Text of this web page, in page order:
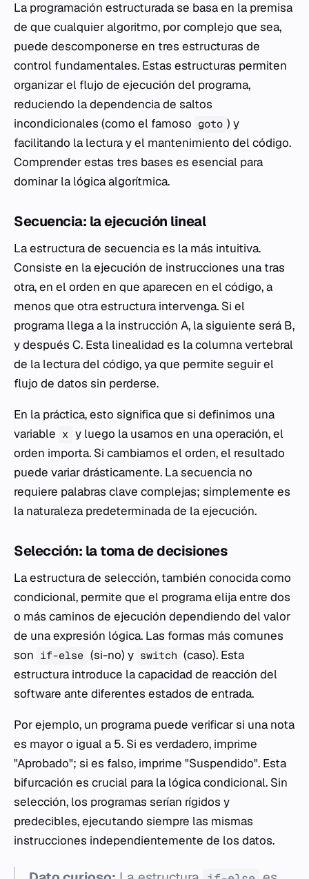
La programación estructurada se basa en la premisa
de que cualquier algoritmo, por complejo que sea,
puede descomponerse en tres estructuras de
control fundamentales. Estas estructuras permiten
organizar el flujo de ejecución del programa,
reduciendo la dependencia de saltos
incondicionales (como el famoso goto ) y
facilitando la lectura y el mantenimiento del código.
Comprender estas tres bases es esencial para
dominar la lógica algorítmica.
Secuencia: la ejecución lineal
La estructura de secuencia es la más intuitiva.
Consiste en la ejecución de instrucciones una tras
otra, en el orden en que aparecen en el código, a
menos que otra estructura intervenga. Si el
programa llega a la instrucción A, la siguiente será B,
y después C. Esta linealidad es la columna vertebral
de la lectura del código, ya que permite seguir el
flujo de datos sin perderse.
En la práctica, esto significa que si definimos una
variable x y luego la usamos en una operación, el
orden importa. Si cambiamos el orden, el resultado
puede variar drásticamente. La secuencia no
requiere palabras clave complejas; simplemente es
la naturaleza predeterminada de la ejecución.
Selección: la toma de decisiones
La estructura de selección, también conocida como
condicional, permite que el programa elija entre dos
o más caminos de ejecución dependiendo del valor
de una expresión lógica. Las formas más comunes
son if-else (si-no) y switch (caso). Esta
estructura introduce la capacidad de reacción del
software ante diferentes estados de entrada.
Por ejemplo, un programa puede verificar si una nota
es mayor o igual a 5. Si es verdadero, imprime
"Aprobado"; si es falso, imprime "Suspendido". Esta
bifurcación es crucial para la lógica condicional. Sin
selección, los programas serían rígidos y
predecibles, ejecutando siempre las mismas
instrucciones independientemente de los datos.